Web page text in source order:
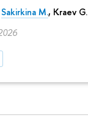
Sakirkina M., Kraev G.